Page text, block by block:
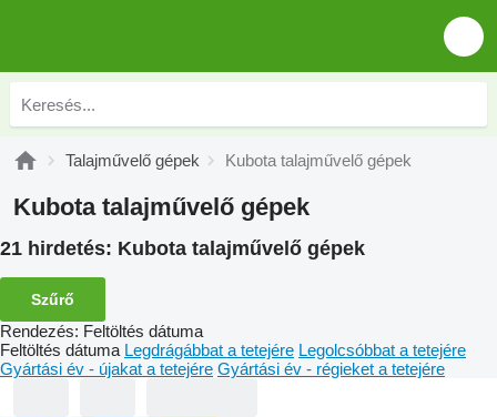
Talajművelő gépek Kubota talajművelő gépek
Kubota talajművelő gépek
21 hirdetés: Kubota talajművelő gépek
Szűrő
Rendezés: Feltöltés dátuma
Feltöltés dátuma Legdrágábbat a tetejére Legolcsóbbat a tetejére
Gyártási év - újakat a tetejére Gyártási év - régieket a tetejére